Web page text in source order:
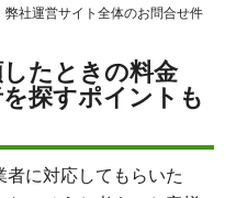
社運営サイト全体のお問合せ件
たときの料金
探すポイントも
に対応してもらいた